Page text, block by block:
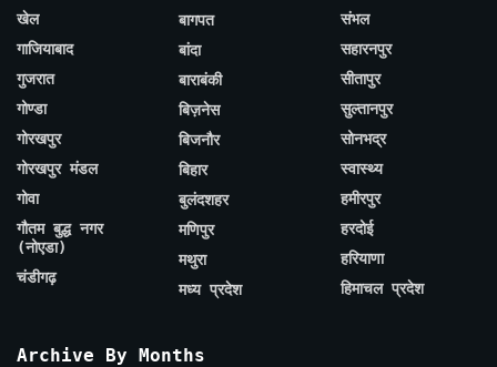
खेल
गाजियाबाद
गुजरात
गोण्डा
गोरखपुर
गोरखपुर मंडल
गोवा
गौतम बुद्ध नगर
(नोएडा)
चंडीगढ़
बागपत
बांदा
बाराबंकी
बिज़नेस
बिजनौर
बिहार
बुलंदशहर
मणिपुर
मथुरा
मध्य प्रदेश
संभल
सहारनपुर
सीतापुर
सुल्तानपुर
सोनभद्र
स्वास्थ्य
हमीरपुर
हरदोई
हरियाणा
हिमाचल प्रदेश
Archive By Months